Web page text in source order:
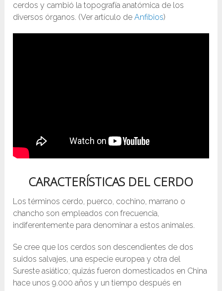
cerdos y cambió la topografía anatómica de los
diversos órganos. (Ver artículo deAnfibios)
CARACTERÍSTICAS DEL CERDO
Los términos cerdo, puerco, cochino, marrano o
chancho son empleados con frecuencia,
indiferentemente para denominar a estos animales.
Se cree que los cerdos son descendientes de dos
suidos salvajes, una especie europea y otra del
Sureste asiático; quizás fueron domesticados en China
hace unos 9.000 años y un tiempo después en